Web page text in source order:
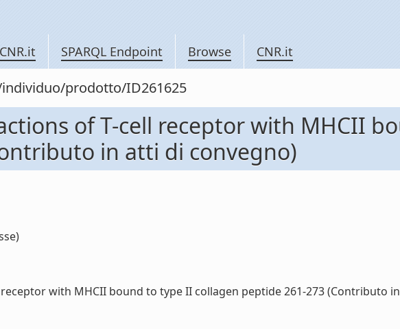
SPARQL Endpoint Browse CNR.it
prodotto/ID261625
of T-cell receptor with MHCII
in atti di convegno)
with MHCII bound to type II collagen peptide 261-273 (Contributo